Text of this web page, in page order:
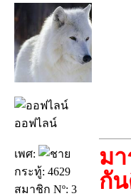
ออฟไลน์
เพศ:
กระทู้: 4629
สมาชิก Nº: 3
ม
กั